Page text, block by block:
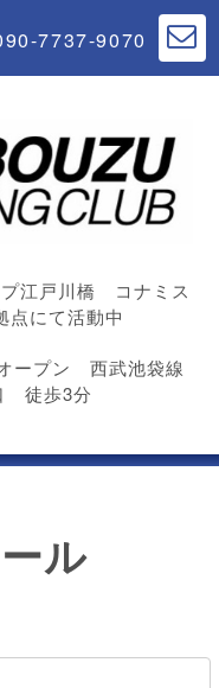
7737-9070
江戸川橋 コナミス
点にて活動中
ープン 西武池袋線
徒歩3分
ル